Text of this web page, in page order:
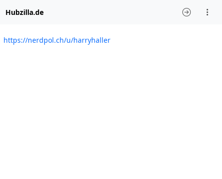
Hubzilla.de
https://nerdpol.ch/u/harryhaller